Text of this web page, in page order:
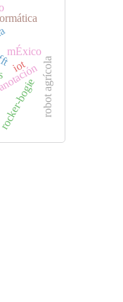
robot agrícola
rocker-bogie
mÉxico
iot